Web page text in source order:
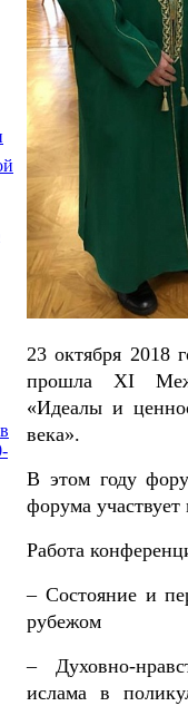
23 октября 2018
прошла XI
«Идеалы и
века».
В этом году
форума
Работа
– Состояние и
рубежом
– Духовно-
ислама в